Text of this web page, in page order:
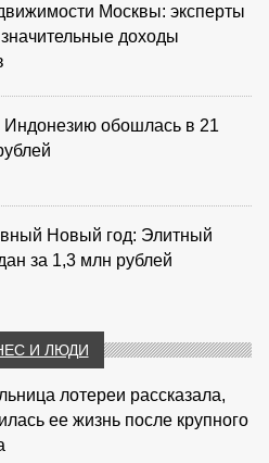
Москвы: эксперты
доходы
Индонезию обошлась в 21
Новый год: Элитный
за 1,3 млн рублей
И ЛЮДИ
лотереи рассказала,
ее жизнь после крупного